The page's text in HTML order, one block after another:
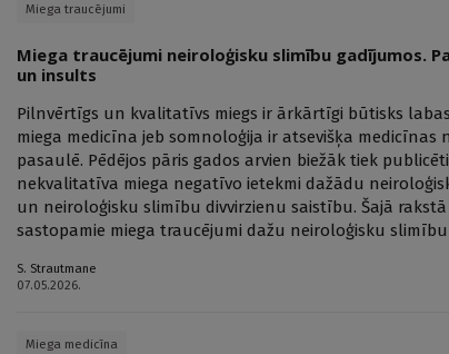
Miega traucējumi
Miega traucējumi neiroloģisku slimību gadījumos.
un insults
Pilnvērtīgs un kvalitatīvs miegs ir ārkārtīgi būtisks
miega medicīna jeb somnoloģija ir atsevišķa
pasaulē. Pēdējos pāris gados arvien biežāk tiek
nekvalitatīva miega negatīvo ietekmi dažādu
un neiroloģisku slimību divvirzienu saistību. Šajā
sastopamie miega traucējumi dažu neiroloģisku
S. Strautmane
07.05.2026.
Miega medicīna